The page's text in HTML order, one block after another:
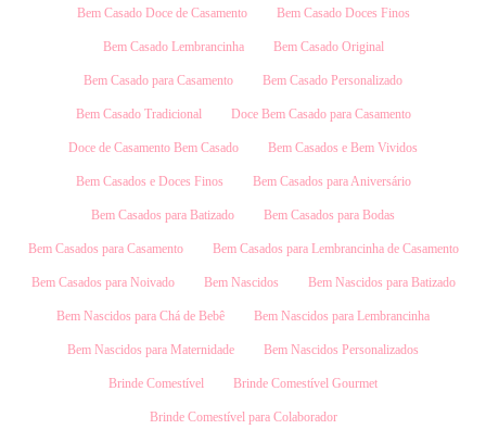
Bem Casado Doce de Casamento Bem Casado Doces Finos
Bem Casado Lembrancinha Bem Casado Original
Bem Casado para Casamento Bem Casado Personalizado
Bem Casado Tradicional Doce Bem Casado para Casamento
Doce de Casamento Bem Casado Bem Casados e Bem Vividos
Bem Casados e Doces Finos Bem Casados para Aniversário
Bem Casados para Batizado Bem Casados para Bodas
Bem Casados para Casamento Bem Casados para Lembrancinha de Casamento
Bem Casados para Noivado Bem Nascidos Bem Nascidos para Batizado
Bem Nascidos para Chá de Bebê Bem Nascidos para Lembrancinha
Bem Nascidos para Maternidade Bem Nascidos Personalizados
Brinde Comestível Brinde Comestível Gourmet
Brinde Comestível para Colaborador